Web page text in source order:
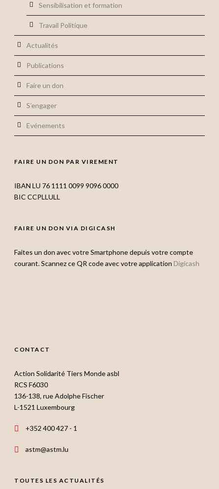
Sensibilisation et formation
Travail Politique
Actualités
Publications
Faire un don
S’engager
Evénements
FAIRE UN DON PAR VIREMENT
IBAN LU 76 1111 0099 9096 0000
BIC CCPLLULL
FAIRE UN DON VIA DIGICASH
Faites un don avec votre Smartphone depuis votre compte
courant. Scannez ce QR code avec votre application Digicash
CONTACT
Action Solidarité Tiers Monde asbl
RCS F6030
136-138, rue Adolphe Fischer
L-1521 Luxembourg
+352 400 427 - 1
astm@astm.lu
TOUTES LES ACTUALITÉS